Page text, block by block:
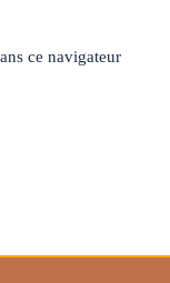
ce navigateur